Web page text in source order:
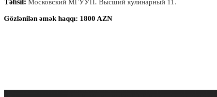
Təhsil: Московский МГУУП. Высший кулинарный 11.
Gözlənilən əmək haqqı: 1800 AZN